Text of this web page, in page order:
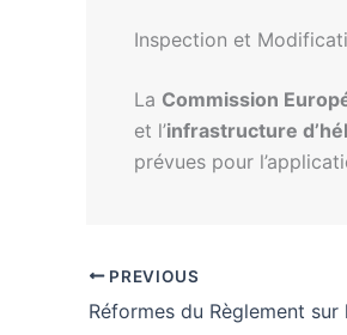
Inspection et
La Commission
et l’infrastructure
prévues pour
PREVIOUS